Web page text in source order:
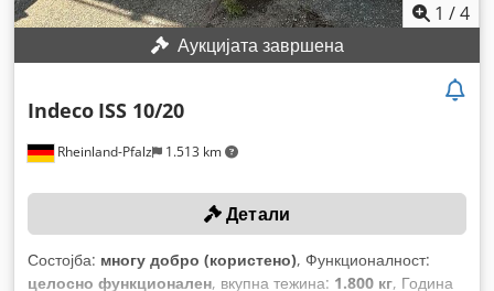
1 /4
Аукцијата завршена
Rheinland-Pfalz 1.513 km
Indeco ISS 10/20
Детали
Состојба: многу добро (користено), Функционалност:
целосно функционален, вкупна тежина: 1.800 кг, Година